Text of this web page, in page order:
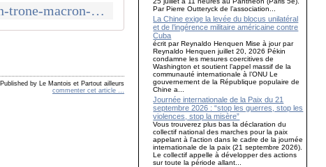
http://www.le-blog-de-roger-colombier.com/2024/06/pour-conserver-son-trone-macron-saborde-la-macronie-mais-pas-le-capital.html
Published by Le Mantois et Partout ailleurs
commenter cet article …
Par Pierre Outteryck de l’association...
La Chine exige la levée du blocus unilatéral
et de l’ingérence militaire américaine contre
Cuba
écrit par Reynaldo Henquen Mise à jour par
Reynaldo Henquen juillet 20, 2026 Pékin
condamne les mesures coercitives de
Washington et soutient l’appel massif de la
communauté internationale à l’ONU Le
gouvernement de la République populaire de
Chine a...
Journée internationale de la Paix du 21
septembre 2026 : “stop les guerres, stop les
violences, stop la misère”
Vous trouverez plus bas la déclaration du
collectif national des marches pour la paix
appelant à l'action dans le cadre de la journée
internationale de la paix (21 septembre 2026).
Le collectif appelle à développer des actions
sur toute la période allant...